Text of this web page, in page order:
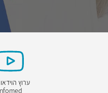
ערוץ